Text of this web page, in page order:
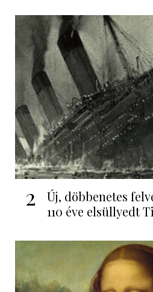
2
Új, döbbenetes
110 éve elsüllyedt